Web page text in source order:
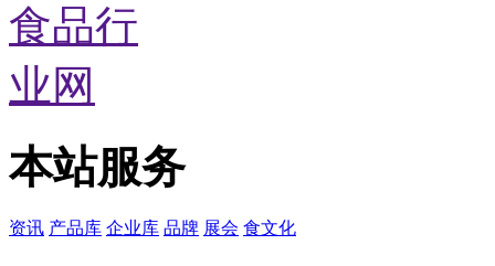
本站服务
资讯 产品库 企业库 品牌 展会 食文化